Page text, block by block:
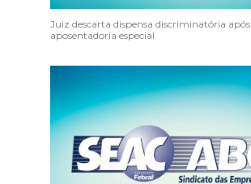
Juiz descarta dispensa discriminatória após
aposentadoria especial